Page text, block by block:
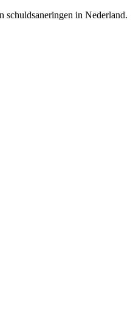
schuldsaneringen in Nederland.